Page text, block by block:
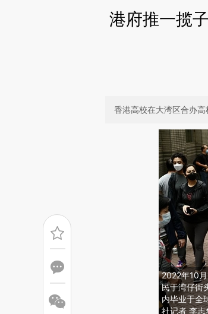
港府推一揽
香港高校在大湾区合办
2022年10
民于湾仔街
内毕业于全
社记者 李志